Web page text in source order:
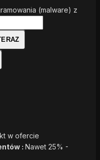
(malware) z
w ofercie
: Nawet 25% -